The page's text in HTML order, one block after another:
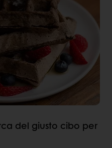
del giusto cibo per